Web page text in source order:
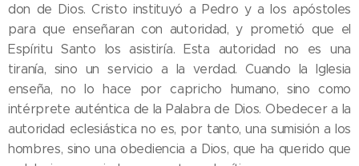
don de Dios. Cristo instituyó a Pedro y a los apóstoles
para que enseñaran con autoridad, y prometió que el
Espíritu Santo los asistiría. Esta autoridad no es una
tiranía, sino un servicio a la verdad. Cuando la Iglesia
enseña, no lo hace por capricho humano, sino como
intérprete auténtica de la Palabra de Dios. Obedecer a la
autoridad eclesiástica no es, por tanto, una sumisión a los
hombres, sino una obediencia a Dios, que ha querido que